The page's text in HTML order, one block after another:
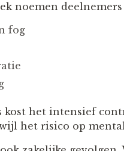
noemen
fog
kost het intensief
het risico op